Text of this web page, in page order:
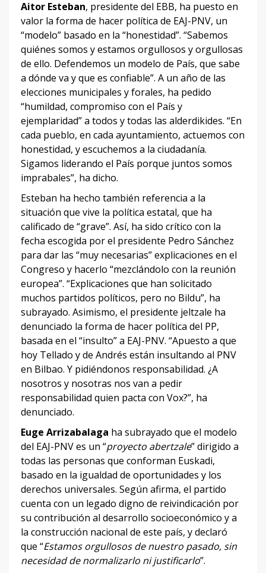
Aitor Esteban, presidente del EBB, ha puesto en
valor la forma de hacer política de EAJ-PNV, un
“modelo” basado en la “honestidad”. “Sabemos
quiénes somos y estamos orgullosos y orgullosas
de ello. Defendemos un modelo de País, que sabe
a dónde va y que es confiable”. A un año de las
elecciones municipales y forales, ha pedido
“humildad, compromiso con el País y
ejemplaridad” a todos y todas las alderdikides. “En
cada pueblo, en cada ayuntamiento, actuemos con
honestidad, y escuchemos a la ciudadanía.
Sigamos liderando el País porque juntos somos
imprabales”, ha dicho.
Esteban ha hecho también referencia a la
situación que vive la política estatal, que ha
calificado de “grave”. Así, ha sido crítico con la
fecha escogida por el presidente Pedro Sánchez
para dar las “muy necesarias” explicaciones en el
Congreso y hacerlo “mezclándolo con la reunión
europea”. “Explicaciones que han solicitado
muchos partidos políticos, pero no Bildu”, ha
subrayado. Asimismo, el presidente jeltzale ha
denunciado la forma de hacer política del PP,
basada en el “insulto” a EAJ-PNV. “Apuesto a que
hoy Tellado y de Andrés están insultando al PNV
en Bilbao. Y pidiéndonos responsabilidad. ¿A
nosotros y nosotras nos van a pedir
responsabilidad quien pacta con Vox?”, ha
denunciado.
Euge Arrizabalaga ha subrayado que el modelo
del EAJ-PNV es un “proyecto abertzale” dirigido a
todas las personas que conforman Euskadi,
basado en la igualdad de oportunidades y los
derechos universales. Según afirma, el partido
cuenta con un legado digno de reivindicación por
su contribución al desarrollo socioeconómico y a
la construcción nacional de este país, y declaró
que “Estamos orgullosos de nuestro pasado, sin
necesidad de normalizarlo ni justificarlo”.